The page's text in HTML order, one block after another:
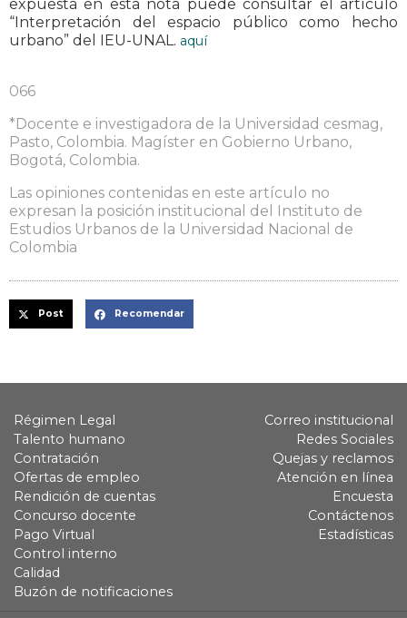
expuesta en esta nota puede consultar el artículo
“Interpretación del espacio público como hecho
urbano” del IEU-UNAL. aquí
066
* Docente e investigadora de la Universidad cesmag,
Pasto, Colombia. Magíster en Gobierno Urbano,
Bogotá, Colombia.
Las opiniones contenidas en este artículo no
expresan la posición institucional del Instituto de
Estudios Urbanos de la Universidad Nacional de
Colombia
Post Recomendar
Régimen Legal
Talento humano
Contratación
Ofertas de empleo
Rendición de cuentas
Concurso docente
Pago Virtual
Control interno
Calidad
Buzón de notificaciones
Correo institucional
Redes Sociales
Quejas y reclamos
Atención en línea
Encuesta
Contáctenos
Estadísticas